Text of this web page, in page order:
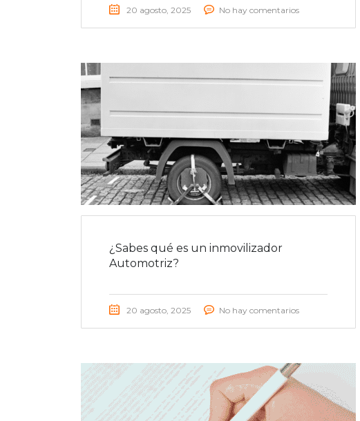
20 agosto, 2025 No hay comentarios
¿Sabes qué es un inmovilizador
Automotriz?
20 agosto, 2025 No hay comentarios